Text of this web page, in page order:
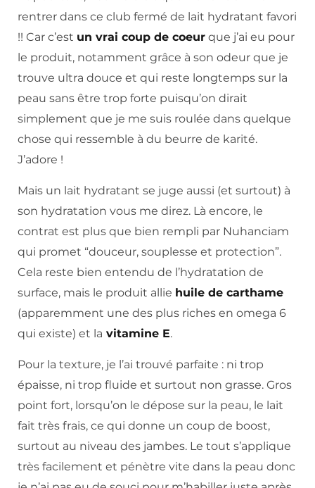
rentrer dans ce club fermé de lait hydratant favori
!! Car c’est un vrai coup de coeur que j’ai eu pour
le produit, notamment grâce à son odeur que je
trouve ultra douce et qui reste longtemps sur la
peau sans être trop forte puisqu’on dirait
simplement que je me suis roulée dans quelque
chose qui ressemble à du beurre de karité.
J’adore !
Mais un lait hydratant se juge aussi (et surtout) à
son hydratation vous me direz. Là encore, le
contrat est plus que bien rempli par Nuhanciam
qui promet “douceur, souplesse et protection”.
Cela reste bien entendu de l’hydratation de
surface, mais le produit allie huile de carthame
(apparemment une des plus riches en omega 6
qui existe) et la vitamine E.
Pour la texture, je l’ai trouvé parfaite : ni trop
épaisse, ni trop fluide et surtout non grasse. Gros
point fort, lorsqu’on le dépose sur la peau, le lait
fait très frais, ce qui donne un coup de boost,
surtout au niveau des jambes. Le tout s’applique
très facilement et pénètre vite dans la peau donc